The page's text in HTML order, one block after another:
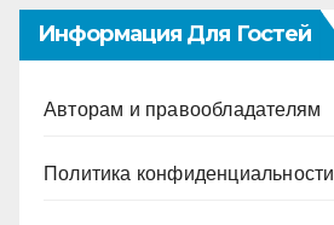
Информация Для Гостей
Авторам и правообладателям
Политика конфиденциальности